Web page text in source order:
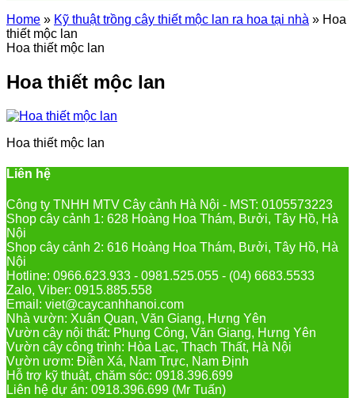
Home » Kỹ thuật trồng cây thiết mộc lan ra hoa tại nhà » Hoa
thiết mộc lan
Hoa thiết mộc lan
Hoa thiết mộc lan
Hoa thiết mộc lan
Liên hệ
Công ty TNHH MTV Cây cảnh Hà Nội - MST: 0105573223
Shop cây cảnh 1: 628 Hoàng Hoa Thám, Bưởi, Tây Hồ, Hà
Nội
Shop cây cảnh 2: 616 Hoàng Hoa Thám, Bưởi, Tây Hồ, Hà
Nội
Hotline: 0966.623.933 - 0981.525.055 - (04) 6683.5533
Zalo, Viber: 0915.885.558
Email: viet@caycanhhanoi.com
Nhà vườn: Xuân Quan, Văn Giang, Hưng Yên
Vườn cây nội thất: Phụng Công, Văn Giang, Hưng Yên
Vườn cây công trình: Hòa Lạc, Thạch Thất, Hà Nội
Vườn ươm: Điền Xá, Nam Trực, Nam Định
Hỗ trợ kỹ thuật, chăm sóc: 0918.396.699
Liên hệ dự án: 0918.396.699 (Mr Tuấn)